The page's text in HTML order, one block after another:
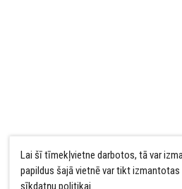
Lai šī tīmekļvietne darbotos, tā var
papildus šajā vietnē var tikt
sīkdatņu politikai